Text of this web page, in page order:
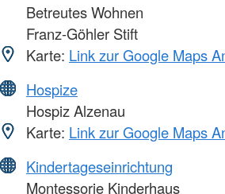
Betreutes Wohnen
Franz-Göhler Stift
Karte: Link zur Google Maps
Hospize
Hospiz Alzenau
Karte: Link zur Google Maps
Kindertageseinrichtung
Montessorie Kinderhaus